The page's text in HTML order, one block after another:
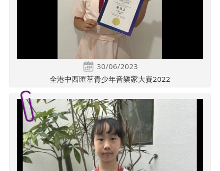
30/06/2023
全港中西匯萃青少年音樂家大賽2022